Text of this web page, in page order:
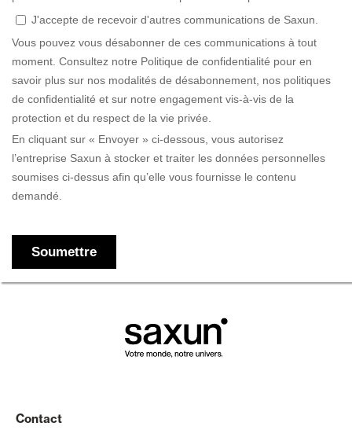
Contact